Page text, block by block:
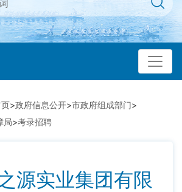
>政府信息公开>市政府组成部门>
局>考录招聘
源实业集团有限